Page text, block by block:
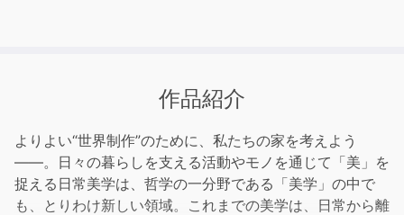
作品紹介
よりよい“世界制作”のために、私たちの家を考えよう
――。日々の暮らしを支える活動やモノを通じて「美」を
捉える日常美学は、哲学の一分野である「美学」の中で
も、とりわけ新しい領域。これまでの美学は、日常から離